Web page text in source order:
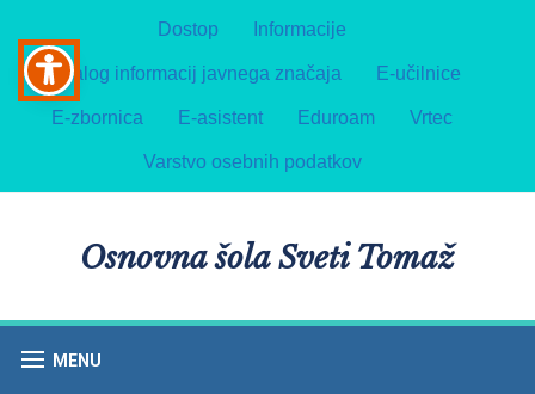
Dostop Informacije
Katalog informacij javnega značaja E-učilnice
E-zbornica E-asistent Eduroam Vrtec
Varstvo osebnih podatkov
Osnovna šola Sveti Tomaž
MENU